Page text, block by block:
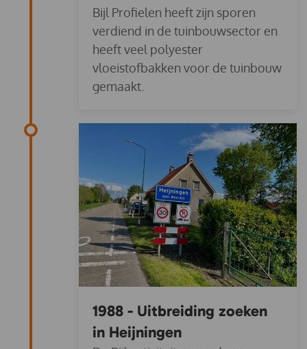
Bijl Profielen heeft zijn sporen
verdiend in de tuinbouwsector en
heeft veel polyester
vloeistofbakken voor de tuinbouw
gemaakt.
1988 - Uitbreiding zoeken
in Heijningen